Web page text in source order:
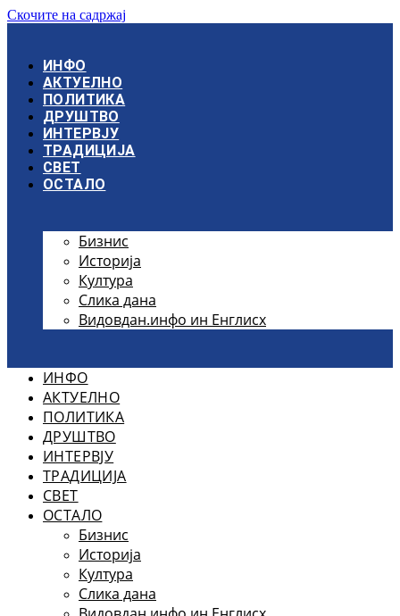
Скочите на садржај
ИНФО
АКТУЕЛНО
ПОЛИТИКА
ДРУШТВО
ИНТЕРВЈУ
ТРАДИЦИЈА
СВЕТ
ОСТАЛО
Бизнис
Историја
Култура
Слика дана
Видовдан.инфо ин Енглисх
ИНФО
АКТУЕЛНО
ПОЛИТИКА
ДРУШТВО
ИНТЕРВЈУ
ТРАДИЦИЈА
СВЕТ
ОСТАЛО
Бизнис
Историја
Култура
Слика дана